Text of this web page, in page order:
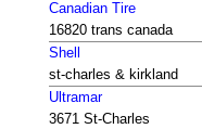
Canadian Tire
16820 trans canada
Shell
st-charles & kirkland
Ultramar
3671 St-Charles